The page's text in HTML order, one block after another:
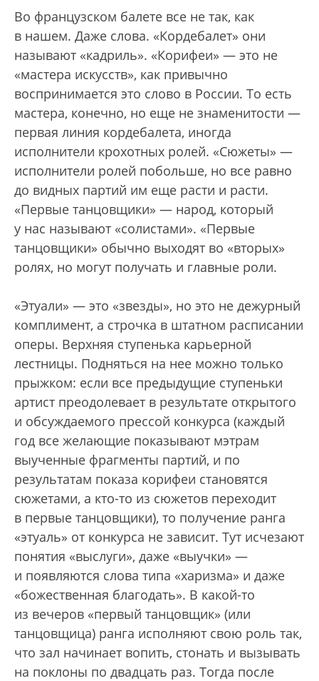
Во французском балете все не так, как
в нашем. Даже слова. «Кордебалет» они
называют «кадриль». «Корифеи» — это не
«мастера искусств», как привычно
воспринимается это слово в России. То есть
мастера, конечно, но еще не знаменитости —
первая линия кордебалета, иногда
исполнители крохотных ролей. «Сюжеты» —
исполнители ролей побольше, но все равно
до видных партий им еще расти и расти.
«Первые танцовщики» — народ, который
у нас называют «солистами». «Первые
танцовщики» обычно выходят во «вторых»
ролях, но могут получать и главные роли.
«Этуали» — это «звезды», но это не дежурный
комплимент, а строчка в штатном расписании
оперы. Верхняя ступенька карьерной
лестницы. Подняться на нее можно только
прыжком: если все предыдущие ступеньки
артист преодолевает в результате открытого
и обсуждаемого прессой конкурса (каждый
год все желающие показывают мэтрам
выученные фрагменты партий, и по
результатам показа корифеи становятся
сюжетами, а кто-то из сюжетов переходит
в первые танцовщики), то получение ранга
«этуаль» от конкурса не зависит. Тут исчезают
понятия «выслуги», даже «выучки» —
и появляются слова типа «харизма» и даже
«божественная благодать». В какой-то
из вечеров «первый танцовщик» (или
танцовщица) ранга исполняют свою роль так,
что зал начинает вопить, стонать и вызывать
на поклоны по двадцать раз. Тогда после